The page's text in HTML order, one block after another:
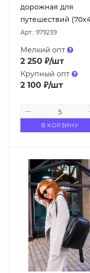
дорожная для
путешествий
Арт.: 979239
Мелкий опт
2 250 ₽/шт
Крупный опт
2 100 ₽/шт
В КОРЗИНУ